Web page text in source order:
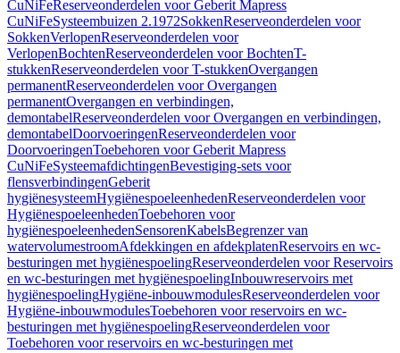
CuNiFeReserveonderdelen voor Geberit Mapress
CuNiFeSysteembuizen 2.1972SokkenReserveonderdelen voor
SokkenVerlopenReserveonderdelen voor
VerlopenBochtenReserveonderdelen voor BochtenT-
stukkenReserveonderdelen voor T-stukkenOvergangen
permanentReserveonderdelen voor Overgangen
permanentOvergangen en verbindingen,
demontabelReserveonderdelen voor Overgangen en verbindingen,
demontabelDoorvoeringenReserveonderdelen voor
DoorvoeringenToebehoren voor Geberit Mapress
CuNiFeSysteemafdichtingenBevestiging-sets voor
flensverbindingenGeberit
hygiënesysteemHygiënespoeleenhedenReserveonderdelen voor
HygiënespoeleenhedenToebehoren voor
hygiënespoeleenhedenSensorenKabelsBegrenzer van
watervolumestroomAfdekkingen en afdekplatenReservoirs en wc-
besturingen met hygiënespoelingReserveonderdelen voor Reservoirs
en wc-besturingen met hygiënespoelingInbouwreservoirs met
hygiënespoelingHygiëne-inbouwmodulesReserveonderdelen voor
Hygiëne-inbouwmodulesToebehoren voor reservoirs en wc-
besturingen met hygiënespoelingReserveonderdelen voor
Toebehoren voor reservoirs en wc-besturingen met